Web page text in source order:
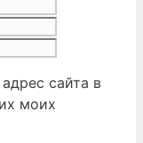
сайта в
моих